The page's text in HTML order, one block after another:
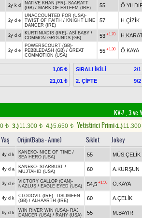
2y k d NATIVE KHAN (FR)- SAARATT
(GB) / MARK OF ESTEEM (IRE) 55
2y d e
UNACCOUNTED FOR (USA)-
TWIST OF FAITH / KNIGHT LINE
DANCER (IRE)
57 H.ÇİZİK
2y d d KURTINIADIS (IRE)- ASİ BABY /
COMMON GROUNDS (GB)
53 +1.70
2y d e
POWERSCOURT (GB)-
PEBBLEDASH (GB) / GREAT
COMMOTION (USA)
55 +1.30 Ö.KAYA
1,05 ₺
21,01 ₺
SIRALI İKİLİ 2/1
2. ÇİFTE
9/2
KV-7, 3 ve
t 3.)11.300 t 4.)5.650 t Yetistirici Primi:1.)11.300
Yaş Orijin(Baba - Anne) Sıklet Jokey
4y d k KANEKO- NICE OF TIME /
SEA HERO (USA)
55 MÜS.ÇELİK
4y d a KANEKO- STARBUST /
MUJTAHID (USA)
60 A.KURŞUN
3y d e VICTORY GALLOP (CAN)-
NAZLUŞ / EAGLE EYED (USA) 54,5 +1.50 Ö.KAYA
4y d k CLODOVIL (IRE)- TISLIMEEN
(GB) / ALHAARTH (IRE) 60 A.ÇELİK
6y d k WIN RIVER WIN (USA)- RAJ
DANCER (USA) / RAHY (USA) 55 M.BAYIR